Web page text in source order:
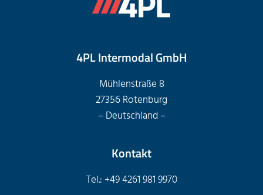
4PL Intermodal GmbH
Mühlenstraße 8
27356 Rotenburg
– Deutschland –
Kontakt
Tel.: +49 4261 981 9970